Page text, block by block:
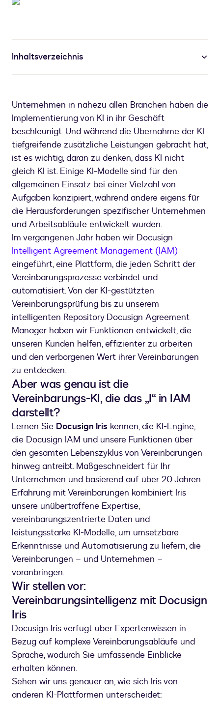
Inhaltsverzeichnis
Unternehmen in nahezu allen Branchen haben die
Implementierung von KI in ihr Geschäft
beschleunigt. Und während die Übernahme der KI
tiefgreifende zusätzliche Leistungen gebracht hat,
ist es wichtig, daran zu denken, dass KI nicht
gleich KI ist. Einige KI-Modelle sind für den
allgemeinen Einsatz bei einer Vielzahl von
Aufgaben konzipiert, während andere eigens für
die Herausforderungen spezifischer Unternehmen
und Arbeitsabläufe entwickelt wurden.
Im vergangenen Jahr haben wir Docusign
Intelligent Agreement Management (IAM)
eingeführt, eine Plattform, die jeden Schritt der
Vereinbarungsprozesse verbindet und
automatisiert. Von der KI-gestützten
Vereinbarungsprüfung bis zu unserem
intelligenten Repository Docusign Agreement
Manager haben wir Funktionen entwickelt, die
unseren Kunden helfen, effizienter zu arbeiten
und den verborgenen Wert ihrer Vereinbarungen
zu entdecken.
Aber was genau ist die
Vereinbarungs-KI, die das „I“ in IAM
darstellt?
Lernen Sie Docusign Iris kennen, die KI-Engine,
die Docusign IAM und unsere Funktionen über
den gesamten Lebenszyklus von Vereinbarungen
hinweg antreibt. Maßgeschneidert für Ihr
Unternehmen und basierend auf über 20 Jahren
Erfahrung mit Vereinbarungen kombiniert Iris
unsere unübertroffene Expertise,
vereinbarungszentrierte Daten und
leistungsstarke KI-Modelle, um umsetzbare
Erkenntnisse und Automatisierung zu liefern, die
Vereinbarungen – und Unternehmen –
voranbringen.
Wir stellen vor:
Vereinbarungsintelligenz mit Docusign
Iris
Docusign Iris verfügt über Expertenwissen in
Bezug auf komplexe Vereinbarungsabläufe und
Sprache, wodurch Sie umfassende Einblicke
erhalten können.
Sehen wir uns genauer an, wie sich Iris von
anderen KI-Plattformen unterscheidet: